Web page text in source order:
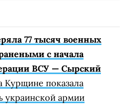
77 тысяч военных
с начала
ВСУ — Сырский
Курщине показала
украинской армии